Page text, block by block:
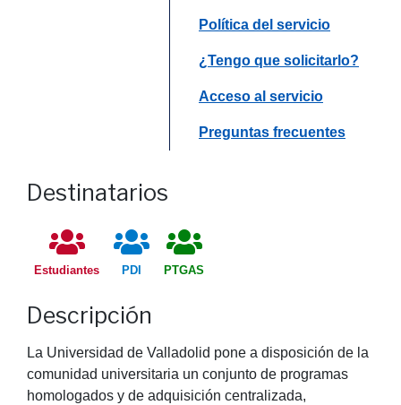
Saltar a
Política del servicio
Saltar a
¿Tengo que solicitarlo?
Saltar a
Acceso al servicio
Saltar a
Preguntas frecuentes
Destinatarios
Estudiantes PDI PTGAS
Descripción
La Universidad de Valladolid pone a disposición de la
comunidad universitaria un conjunto de programas
homologados y de adquisición centralizada,